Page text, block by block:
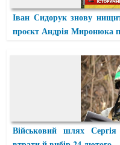
Іван Сидорук знову
проєкт Андрія Миронюка
Військовий шлях